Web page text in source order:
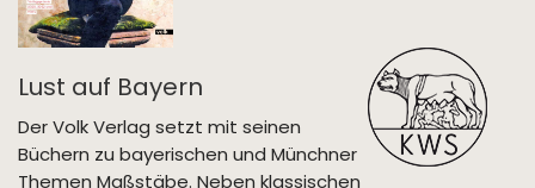
Lust auf Bayern
Der Volk Verlag setzt mit seinen
Büchern zu bayerischen und Münchner
Themen Maßstäbe. Neben klassischen